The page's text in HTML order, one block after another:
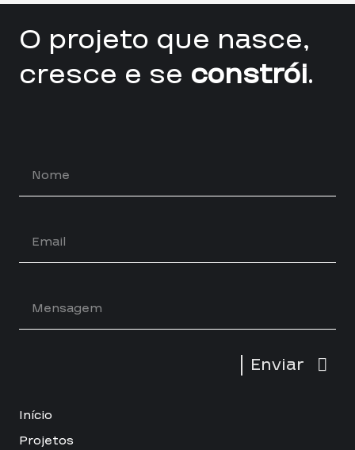
O projeto que nasce,
cresce e se constrói.
Enviar
Início
Projetos